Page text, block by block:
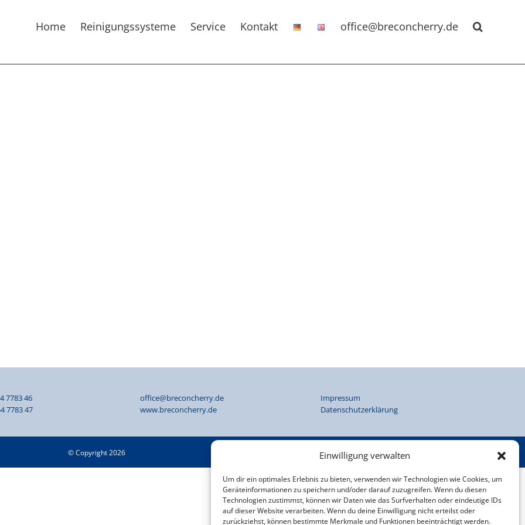
Einwilligung verwalten
Um dir ein optimales Erlebnis zu bieten, verwenden wir Technologien wie Cookies, um
Geräteinformationen zu speichern und/oder darauf zuzugreifen. Wenn du diesen
Technologien zustimmst, können wir Daten wie das Surfverhalten oder eindeutige IDs
auf dieser Website verarbeiten. Wenn du deine Einwilligung nicht erteilst oder
zurückziehst, können bestimmte Merkmale und Funktionen beeinträchtigt werden.
Home Reinigungssysteme Service Kontakt office@breconcherry.de
7783 46
7783 47
office@breconcherry.de
www.breconcherry.de
Impressum
Datenschutzerklärung
© Copyright 2026